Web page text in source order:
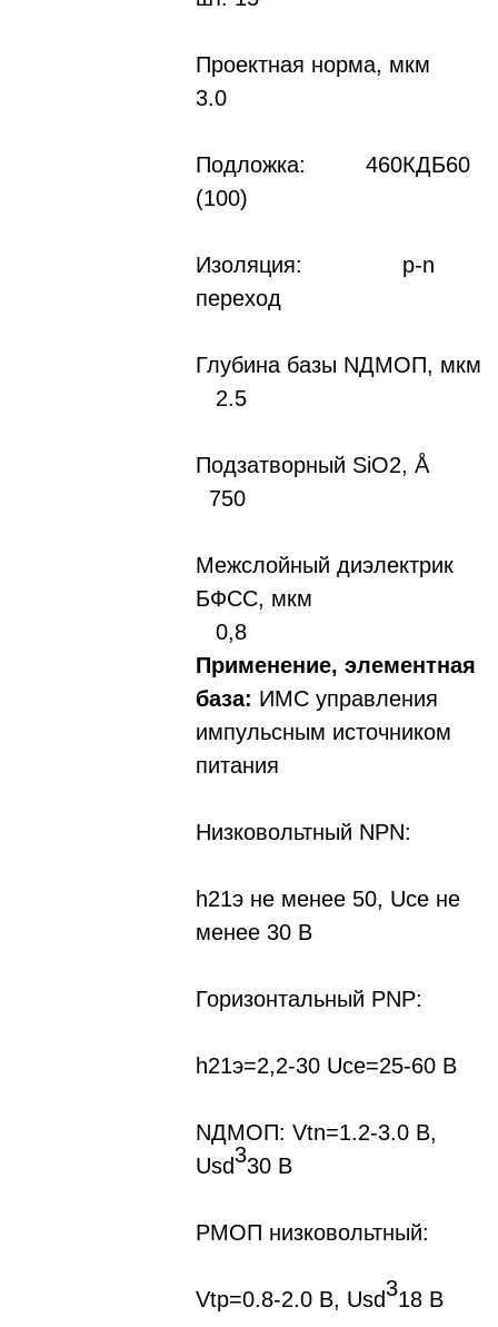
Проектная норма, мкм
3.0
Подложка: 460КДБ60
(100)
Изоляция: p-n
переход
Глубина базы NДMOП, мкм
2.5
Подзатворный SiO2, Å
750
Межслойный диэлектрик
БФСС, мкм
0,8
Применение, элементная
база: ИМС управления
импульсным источником
питания
Низковольтный NPN:
h21э не менее 50, Uсе не
менее 30 В
Горизонтальный PNP:
h21э=2,2-30 Uсе=25-60 В
NДMOП: Vtn=1.2-3.0 В,
Usd330 В
PMOП низковольтный:
Vtp=0.8-2.0 B, Usd318 В